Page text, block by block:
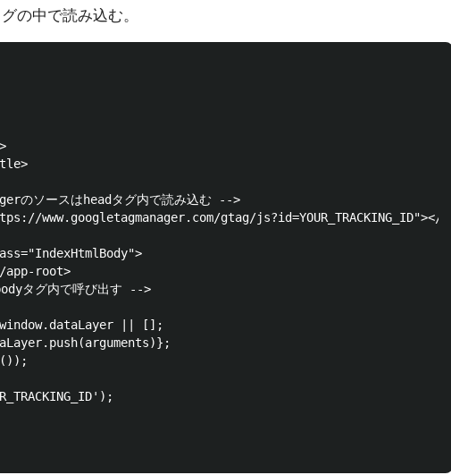
の中で読み込む。
のソースはheadタグ内で読み込む -->
www.googletagmanager.com/gtag/js?id=YOUR_TRACKING_ID"></
app-root>
タグ内で呼び出す -->
|| [];